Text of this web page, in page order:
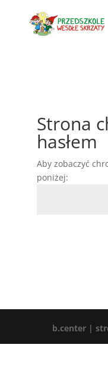
Strona
hasłem
Aby zobaczyć
poniżej:
b.center |